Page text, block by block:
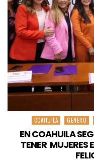
Posted
COAHUILA GENERO
EN COAHUILA
TENER MUJERES